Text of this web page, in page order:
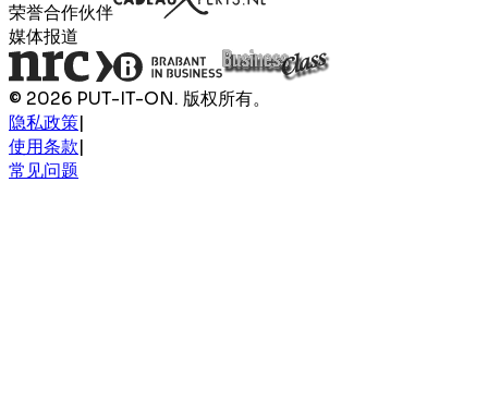
荣誉合作伙伴
媒体报道
© 2026 PUT-IT-ON. 版权所有。
隐私政策|
使用条款|
常见问题